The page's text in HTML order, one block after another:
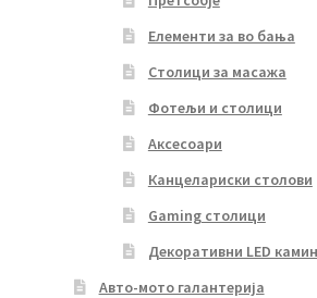
Елементи за во бања
Столици за масажа
Фотељи и столици
Аксесоари
Канцелариски столови
Gaming столици
Декоративни LED
Авто-мото галантерија